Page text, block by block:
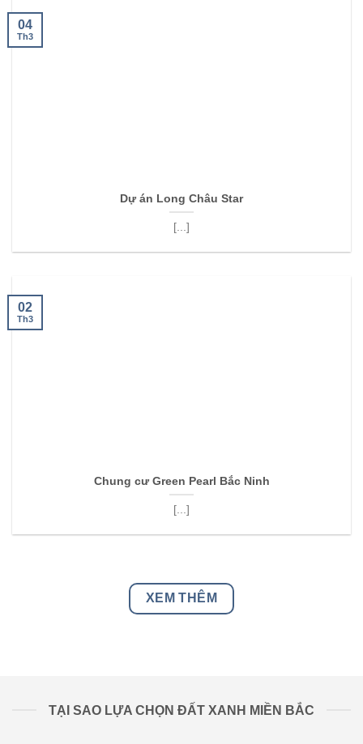
Dự án Long Châu Star
[...]
04
Th3
Chung cư Green Pearl Bắc Ninh
[...]
02
Th3
XEM THÊM
TẠI SAO LỰA CHỌN ĐẤT XANH MIỀN BẮC